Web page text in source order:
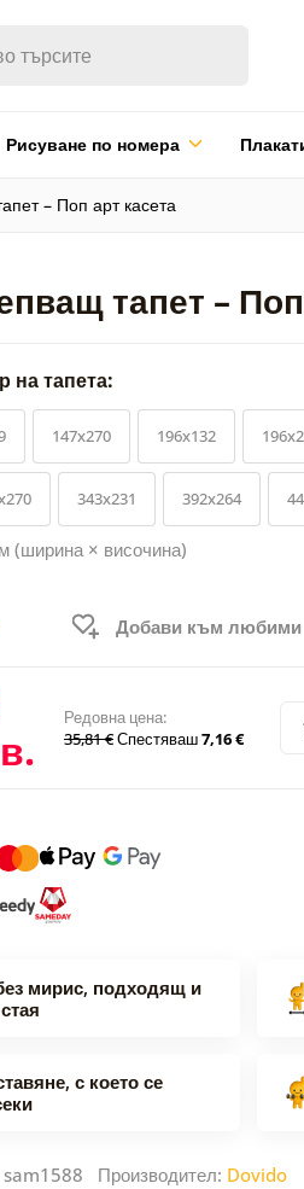
Рисуване по номера
– Поп арт касета
тапет –
на тапета:
147x270 196x132
343x231 392x264
(ширина × височина)
Добави към любими
Редовна цена:
35,81 €Спестяваш7,16 €
мирис, подходящ и
с което се
sam1588 Производител: Dovido